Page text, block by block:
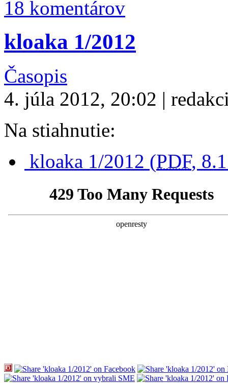
18 komentárov
kloaka 1/2012
Časopis
4. júla 2012, 20:02 |
Na stiahnutie:
kloaka 1/2012 (PDF,